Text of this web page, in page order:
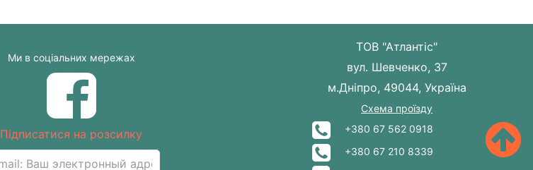
Ми в соціальних мережах
Підписатися на розсилку
ТОВ "Атлантіс"
вул. Шевченко, 37
м.Дніпро, 49044, Україна
Схема проїзду
+380 67 562 0918
+380 67 210 8339